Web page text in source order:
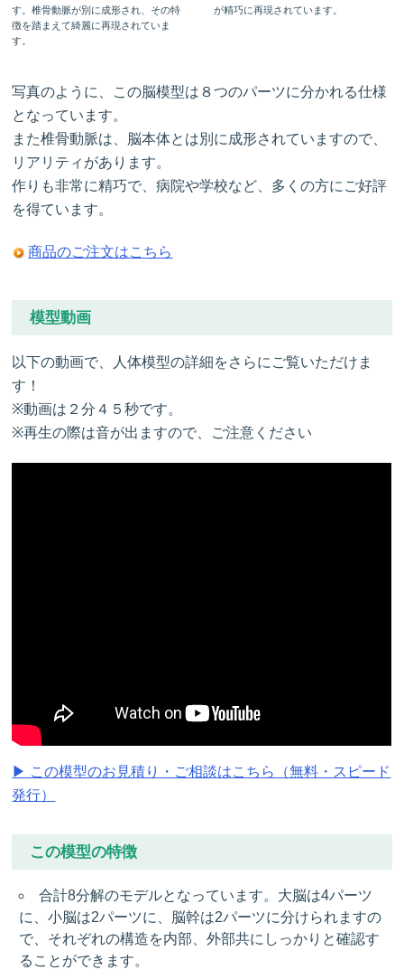
す。椎骨動脈が別に成形され、その特
徴を踏まえて綺麗に再現されていま
す。
が精巧に再現されています。
写真のように、この脳模型は８つのパーツに分かれる仕様
となっています。
また椎骨動脈は、脳本体とは別に成形されていますので、
リアリティがあります。
作りも非常に精巧で、病院や学校など、多くの方にご好評
を得ています。
商品のご注文はこちら
模型動画
以下の動画で、人体模型の詳細をさらにご覧いただけま
す！
※動画は２分４５秒です。
※再生の際は音が出ますので、ご注意ください
▶ この模型のお見積り・ご相談はこちら（無料・スピード
発行）
この模型の特徴
合計8分解のモデルとなっています。大脳は4パーツ
に、小脳は2パーツに、脳幹は2パーツに分けられますの
で、それぞれの構造を内部、外部共にしっかりと確認す
ることができます。